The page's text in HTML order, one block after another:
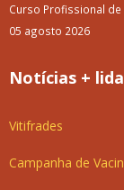
Curso Profissional
05 agosto 2026
Notícias +
Vitifrades
Campanha de